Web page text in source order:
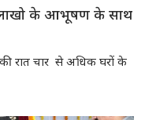
लाखो के आभूषण के साथ
रात चार से अधिक घरों के